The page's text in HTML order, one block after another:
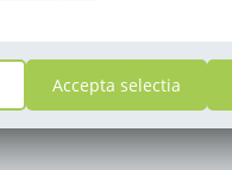
Accepta selectia